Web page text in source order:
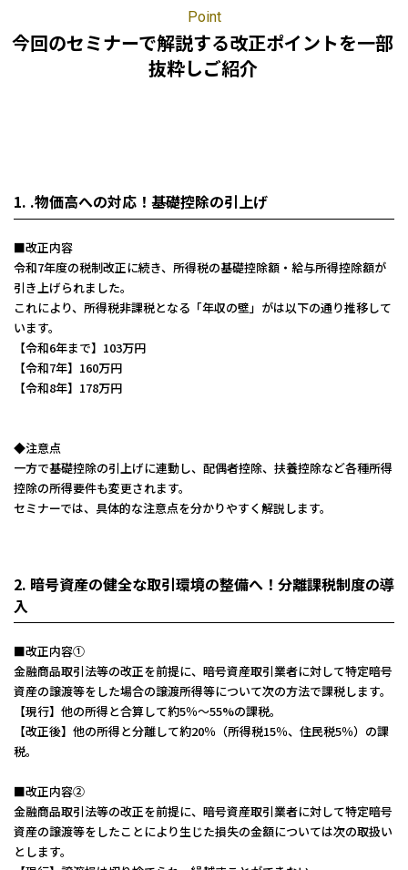
Point
今回のセミナーで解説する改正ポイントを一部
抜粋しご紹介
1. .物価高への対応！基礎控除の引上げ
■改正内容
令和7年度の税制改正に続き、所得税の基礎控除額・給与所得控除額が
引き上げられました。
これにより、所得税非課税となる「年収の壁」がは以下の通り推移して
います。
【令和6年まで】103万円
【令和7年】160万円
【令和8年】178万円
◆注意点
一方で基礎控除の引上げに連動し、配偶者控除、扶養控除など各種所得
控除の所得要件も変更されます。
セミナーでは、具体的な注意点を分かりやすく解説します。
2. 暗号資産の健全な取引環境の整備へ！分離課税制度の導
入
■改正内容①
金融商品取引法等の改正を前提に、暗号資産取引業者に対して特定暗号
資産の譲渡等をした場合の譲渡所得等について次の方法で課税します。
【現行】他の所得と合算して約5％～55%の課税。
【改正後】他の所得と分離して約20％（所得税15％、住民税5％）の課
税。
■改正内容②
金融商品取引法等の改正を前提に、暗号資産取引業者に対して特定暗号
資産の譲渡等をしたことにより生じた損失の金額については次の取扱い
とします。